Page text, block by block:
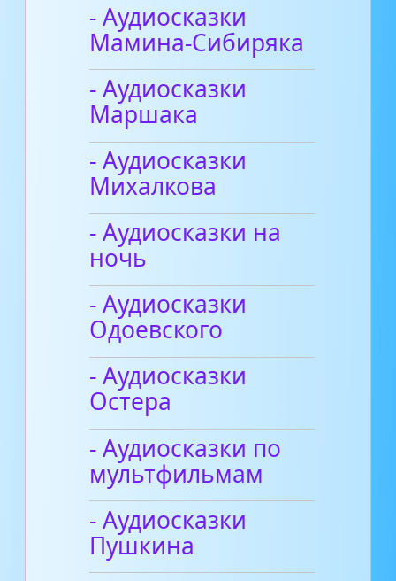
- Аудиосказки
Мамина-Сибиряка
- Аудиосказки
Маршака
- Аудиосказки
Михалкова
- Аудиосказки на
ночь
- Аудиосказки
Одоевского
- Аудиосказки
Остера
- Аудиосказки по
мультфильмам
- Аудиосказки
Пушкина